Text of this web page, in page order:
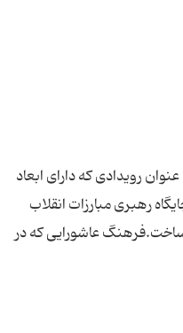
رویدادی که دارای ابعاد
رهبری مبارزات انقلاب
ساخت.فرهنگ عاشورایی که در